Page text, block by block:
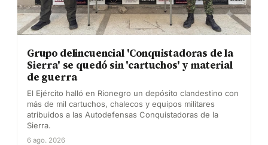
Grupo delincuencial 'Conquistadoras de la
Sierra' se quedó sin 'cartuchos' y material
de guerra
El Ejército halló en Rionegro un depósito clandestino con
más de mil cartuchos, chalecos y equipos militares
atribuidos a las Autodefensas Conquistadoras de la
Sierra.
6 ago. 2026